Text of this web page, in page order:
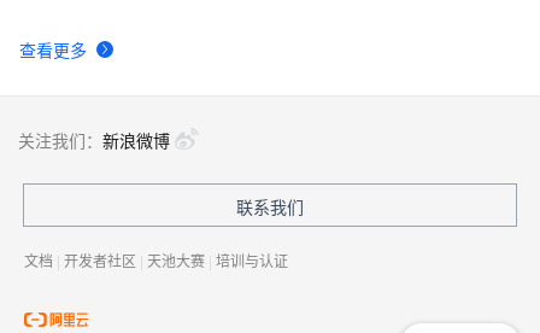
查看更多
关注我们： 新浪微博
联系我们
文档 | 开发者社区 | 天池大赛 | 培训与认证